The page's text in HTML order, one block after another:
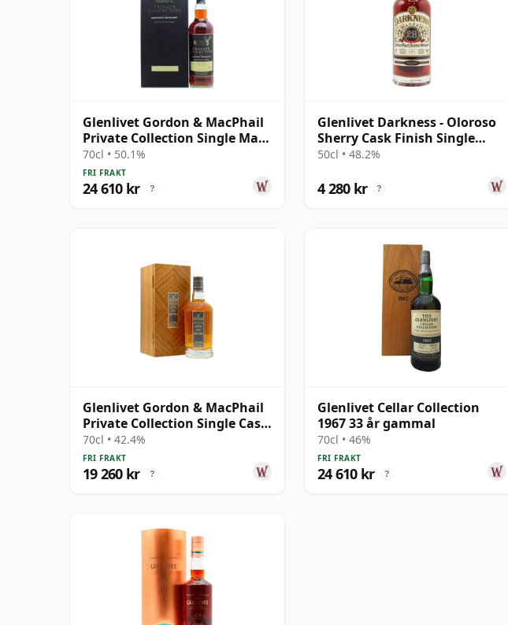
Glenlivet Gordon & MacPhail
Private Collection Single Malt
S 1974 36 år gammal
70cl • 50.1%
FRI FRAKT
24 610 kr ?
Glenlivet Darkness - Oloroso
Sherry Cask Finish Single
Malt 1992 28 år gammal
50cl • 48.2%
4 280 kr ?
Glenlivet Gordon & MacPhail
Private Collection Single Cask
# 1977 33 år gammal
70cl • 42.4%
FRI FRAKT
19 260 kr ?
Glenlivet Cellar Collection
1967 33 år gammal
70cl • 46%
FRI FRAKT
24 610 kr ?